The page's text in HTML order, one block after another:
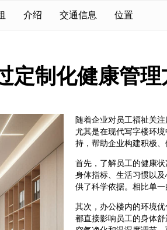
介绍 交通信息 位置
定制化健康管
随着企业对员工福祉关
尤其是在现代写字楼环
持，帮助企业构建积极、
首先，了解员工的健康
身体指标、生活习惯以
供了科学依据。相比单
其次，办公楼内的环境
都直接影响员工的身体